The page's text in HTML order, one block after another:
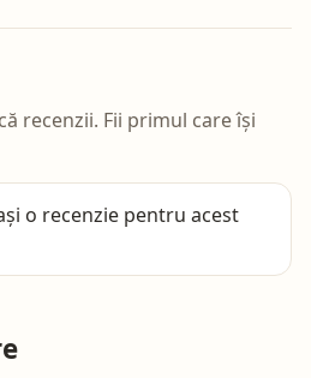
recenzii. Fii primul care își
o recenzie pentru acest